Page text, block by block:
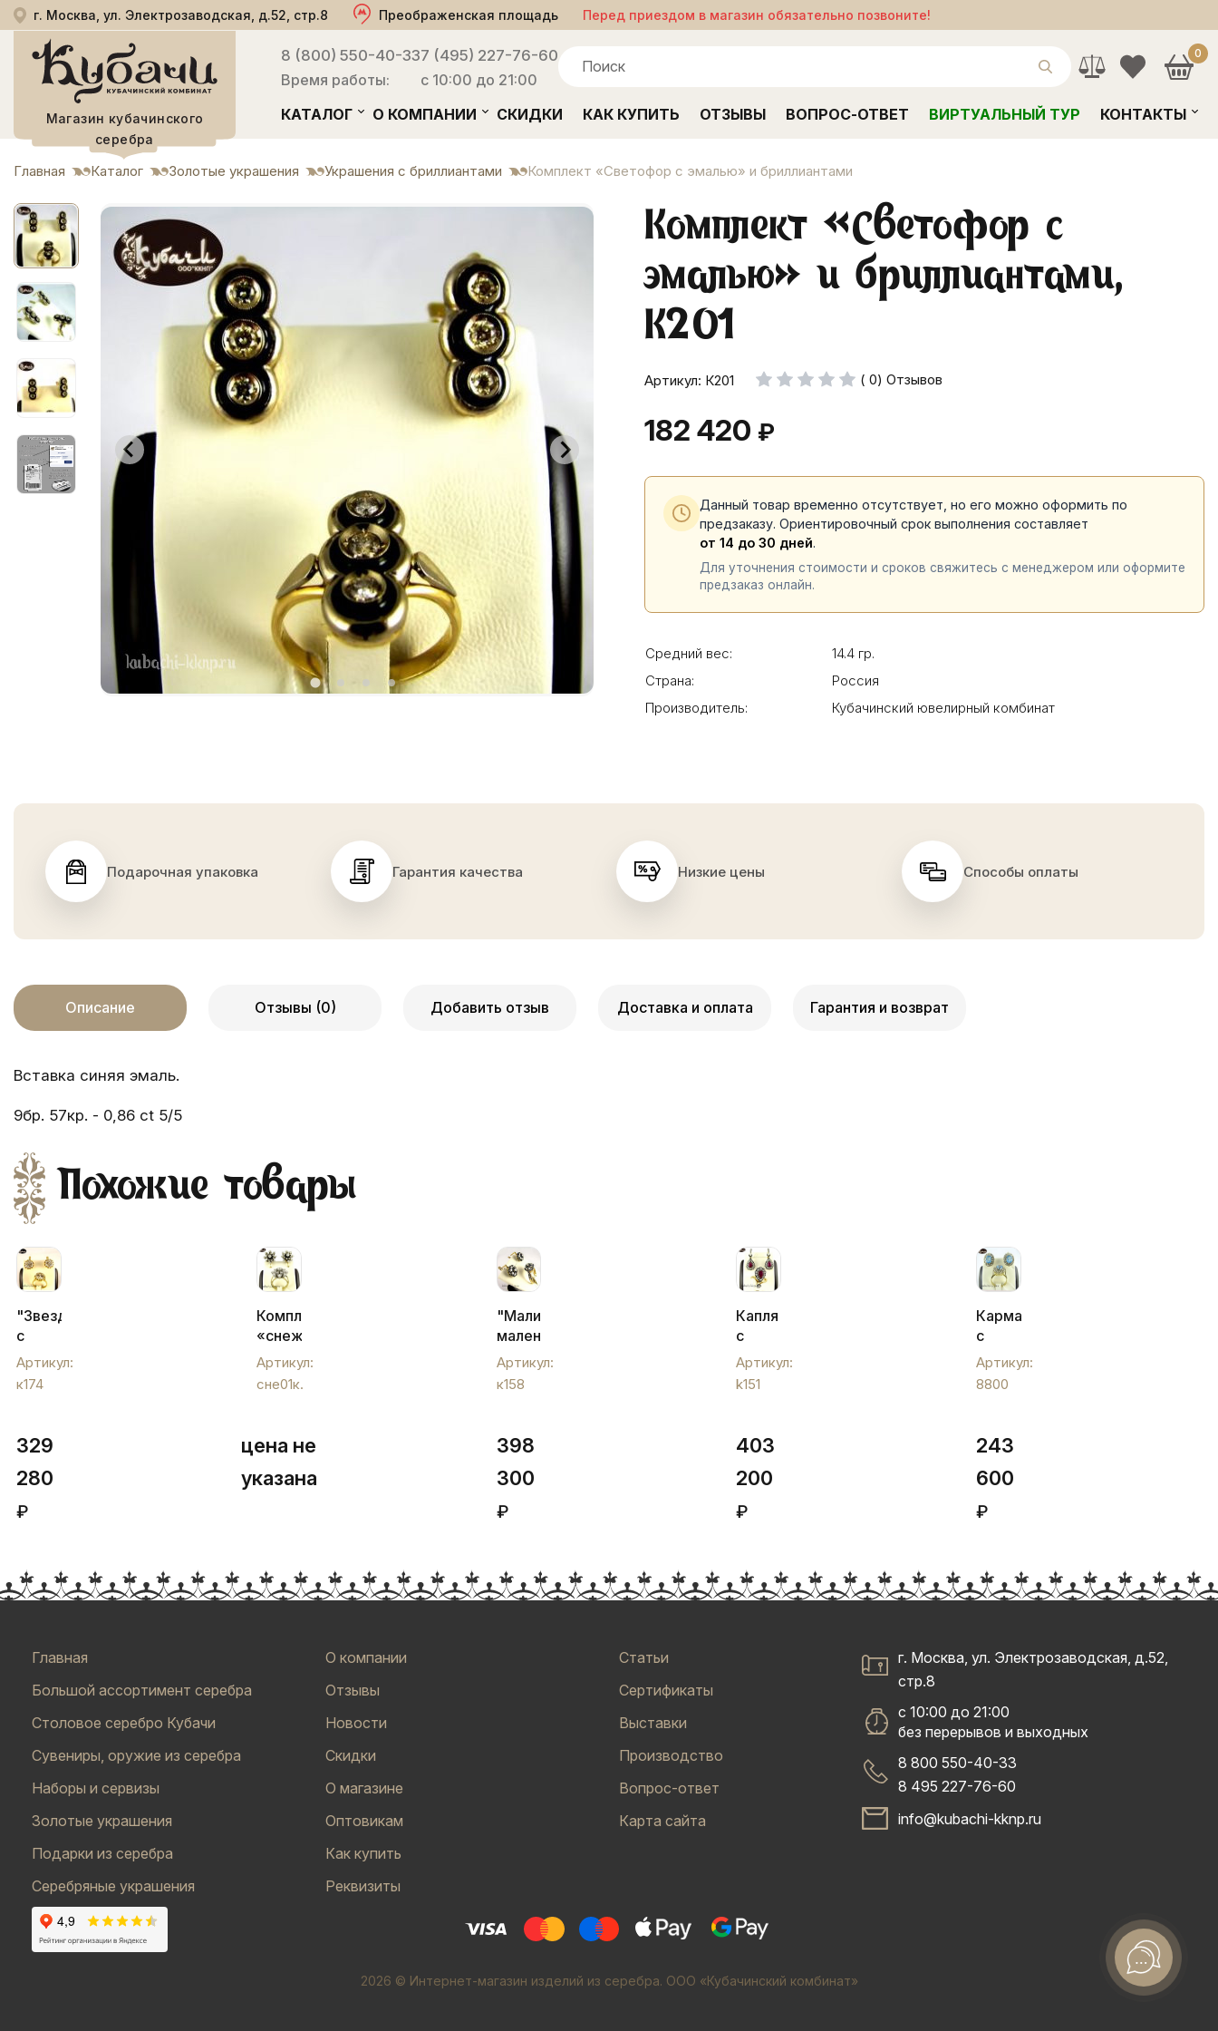
г. Москва, ул. Электрозаводская, д.52, стр.8 Преображенская площадь Перед приездом в магазин обязательно позвоните!
Магазин кубачинского
серебра
8 (800) 550-40-33
Время работы:
7 (495) 227-76-60
с 10:00 до 21:00
0
КАТАЛОГ О КОМПАНИИ СКИДКИ КАК КУПИТЬ ОТЗЫВЫ ВОПРОС-ОТВЕТ ВИРТУАЛЬНЫЙ ТУР КОНТАКТЫ
Главная Каталог Золотые украшения Украшения с бриллиантами Комплект «Светофор с эмалью» и бриллиантами
Комплект «Светофор с
эмалью» и бриллиантами,
К201
Артикул: К201 ( 0) Отзывов
182 420 ₽
Данный товар временно отсутствует, но его можно оформить по
предзаказу. Ориентировочный срок выполнения составляет
от 14 до 30 дней.
Для уточнения стоимости и сроков свяжитесь с менеджером или оформите
предзаказ онлайн.
Средний вес:
14.4 гр.
Страна:
Россия
Производитель:
Кубачинский ювелирный комбинат
Подарочная упаковка Гарантия качества Низкие цены Способы оплаты
Описание Отзывы (0) Добавить отзыв Доставка и оплата Гарантия и возврат
Вставка синяя эмаль.
9бр. 57кр. - 0,86 ct 5/5
Похожие товары
"Звездочка"
с
бриллиантами,
к174
Артикул:
к174
329
280
₽
Комплект
«снежок»
с
бриллиантами.,
сне01к.
Артикул:
сне01к.
цена не
указана
"Малинка"
маленькая(черная),
к158
Артикул:
к158
398
300
₽
Капля
с
рубинами,
k151
Артикул:
k151
403
200
₽
Кармазин
с
топазами,
8800
Артикул:
8800
243
600
₽
Главная
Большой ассортимент серебра
Столовое серебро Кубачи
Сувениры, оружие из серебра
Наборы и сервизы
Золотые украшения
Подарки из серебра
Серебряные украшения
О компании
Отзывы
Новости
Скидки
О магазине
Оптовикам
Как купить
Реквизиты
Статьи
Сертификаты
Выставки
Производство
Вопрос-ответ
Карта сайта
г. Москва, ул. Электрозаводская, д.52,
стр.8
с 10:00 до 21:00
без перерывов и выходных
8 800 550-40-33
8 495 227-76-60
info@kubachi-kknp.ru
2026 © Интернет-магазин изделий из серебра. ООО «Кубачинский комбинат»